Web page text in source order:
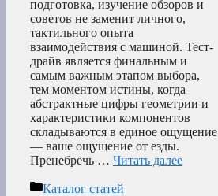
подготовка, изучение обзоров и
советов не заменит личного,
тактильного опыта
взаимодействия с машиной. Тест-
драйв является финальным и
самым важным этапом выбора,
тем моментом истины, когда
абстрактные цифры геометрии и
характеристики компонентов
складываются в единое ощущение
— ваше ощущение от езды.
Пренебречь … Читать далее
Рубрики
Каталог статей